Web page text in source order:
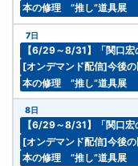
本の修理 ”推し”道具展
7日
【6/29～8/31】「関口宏
[オンデマンド配信]今後
本の修理 ”推し”道具展
8日
【6/29～8/31】「関口宏
[オンデマンド配信]今後
本の修理 ”推し”道具展